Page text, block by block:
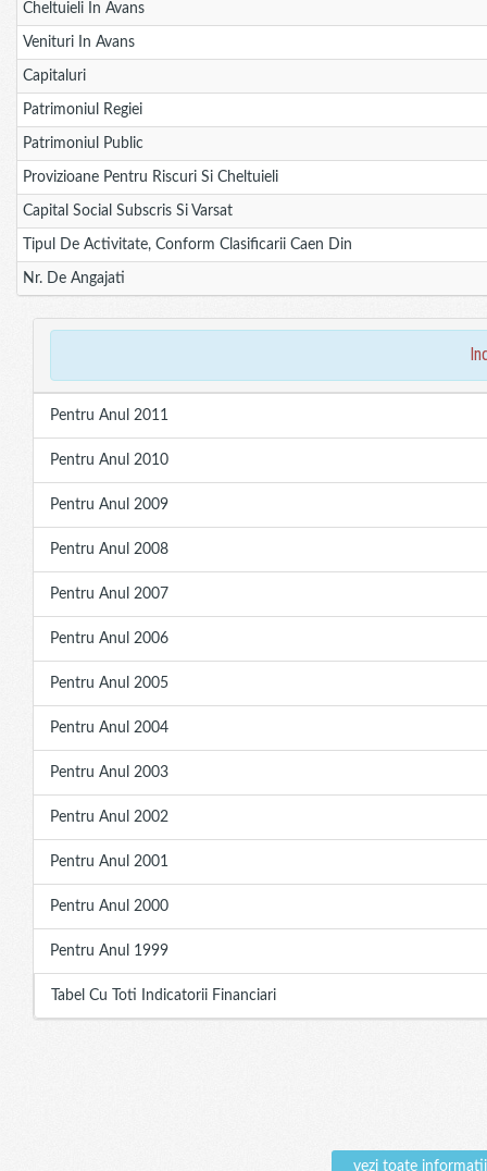
Cheltuieli In Avans
Venituri In Avans
Capitaluri
Patrimoniul Regiei
Patrimoniul Public
Provizioane Pentru Riscuri Si Cheltuieli
Capital Social Subscris Si Varsat
Tipul De Activitate, Conform Clasificarii Caen Din
Nr. De Angajati
Pentru Anul 2011
Pentru Anul 2010
Pentru Anul 2009
Pentru Anul 2008
Pentru Anul 2007
Pentru Anul 2006
Pentru Anul 2005
Pentru Anul 2004
Pentru Anul 2003
Pentru Anul 2002
Pentru Anul 2001
Pentru Anul 2000
Pentru Anul 1999
Tabel Cu Toti Indicatorii Financiari
vezi toate informatii